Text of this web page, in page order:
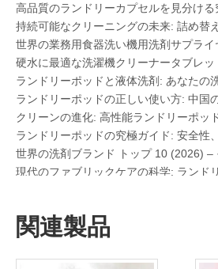
硬水に最適な洗濯機クリーナータブレッ
衿・袖口汚れ落としスプレー中国OEMメ
食器洗い機用洗剤の究極ガイド: ポッド
関連製品